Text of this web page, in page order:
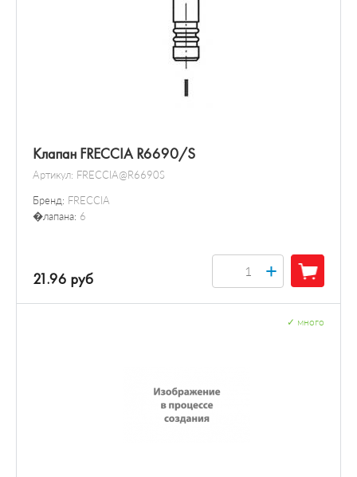
Клапан FRECCIA R6690/S
Артикул: FRECCIA@R6690S
Бренд: FRECCIA
�лапана: 6
21.96 руб +
много